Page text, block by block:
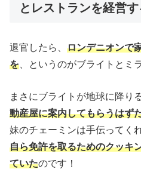
とレストランを経営
退官したら、 ロンデニオンで
を、というのがブライトとミ
まさにブライトが地球に降り
動産屋に案内してもらうはず
妹のチェーミンは手伝ってく
自ら免許を取るためのクッキ
ていたのです！